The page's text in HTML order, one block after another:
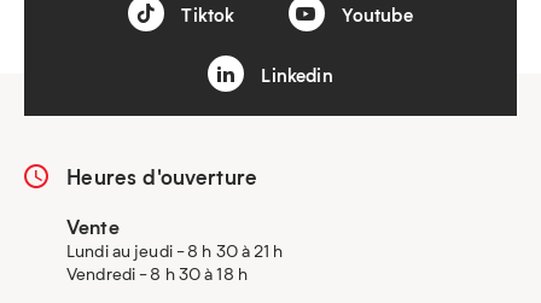
Tiktok Youtube
Linkedin
Heures d'ouverture
Vente
Lundi au jeudi - 8 h 30 à 21 h
Vendredi - 8 h 30 à 18 h